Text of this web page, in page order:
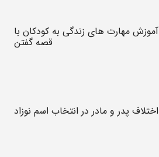
آموزش مهارت های زندگی به کودکان با
قصه گفتن
اختلاف پدر و مادر در انتخاب اسم نوزاد